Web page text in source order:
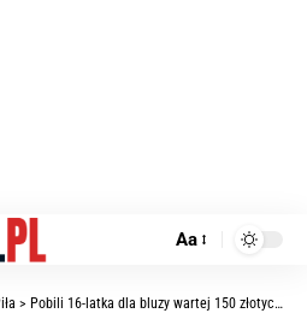
Aa
> Pobili 16-latka dla bluzy wartej 150 złotych. Teraz za swoje czyny odpowiedzą przed sądem rodzinnym